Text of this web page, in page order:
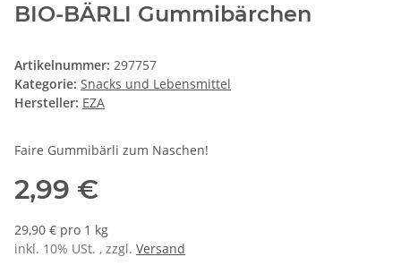
BIO-BÄRLI Gummibärchen
Artikelnummer: 297757
Kategorie: Snacks und Lebensmittel
Hersteller: EZA
Faire Gummibärli zum Naschen!
2,99 €
29,90 € pro 1 kg
inkl. 10% USt. , zzgl. Versand